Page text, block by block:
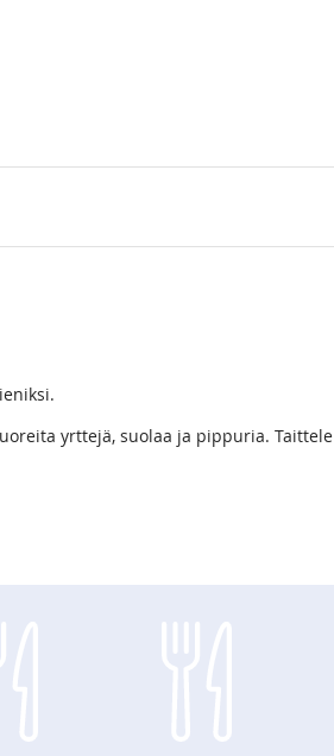
yrttejä, suolaa ja pippuria. Taittele